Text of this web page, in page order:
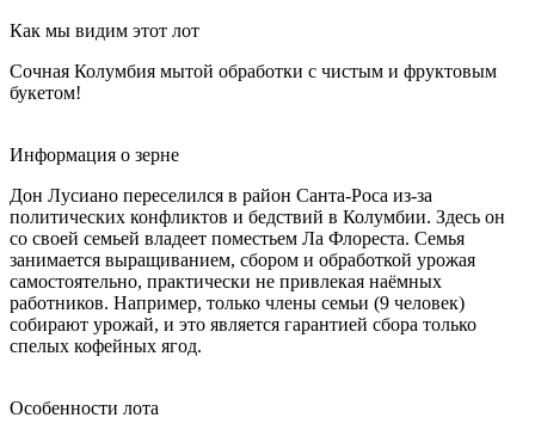
Как мы видим этот лот
Сочная Колумбия мытой обработки с чистым и фруктовым
букетом!
Информация о зерне
Дон Лусиано переселился в район Санта-Роса из-за
политических конфликтов и бедствий в Колумбии. Здесь он
со своей семьей владеет поместьем Ла Флореста. Семья
занимается выращиванием, сбором и обработкой урожая
самостоятельно, практически не привлекая наёмных
работников. Например, только члены семьи (9 человек)
собирают урожай, и это является гарантией сбора только
спелых кофейных ягод.
Особенности лота